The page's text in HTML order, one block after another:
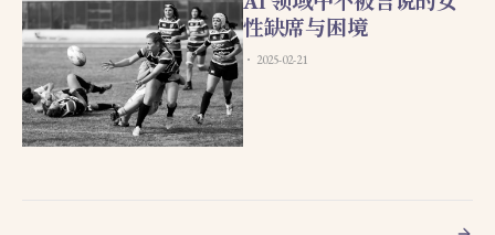
性缺席与困境
2025-02-21